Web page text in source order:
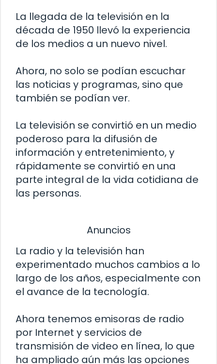
La llegada de la televisión en la
década de 1950 llevó la experiencia
de los medios a un nuevo nivel.
Ahora, no solo se podían escuchar
las noticias y programas, sino que
también se podían ver.
La televisión se convirtió en un medio
poderoso para la difusión de
información y entretenimiento, y
rápidamente se convirtió en una
parte integral de la vida cotidiana de
las personas.
Anuncios
La radio y la televisión han
experimentado muchos cambios a lo
largo de los años, especialmente con
el avance de la tecnología.
Ahora tenemos emisoras de radio
por Internet y servicios de
transmisión de video en línea, lo que
ha ampliado aún más las opciones